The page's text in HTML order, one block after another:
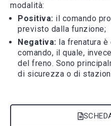
modalità:
Positiva: il comando
previsto dalla funzione;
Negativa: la frenatura
comando, il quale,
del freno. Sono
di sicurezza o di